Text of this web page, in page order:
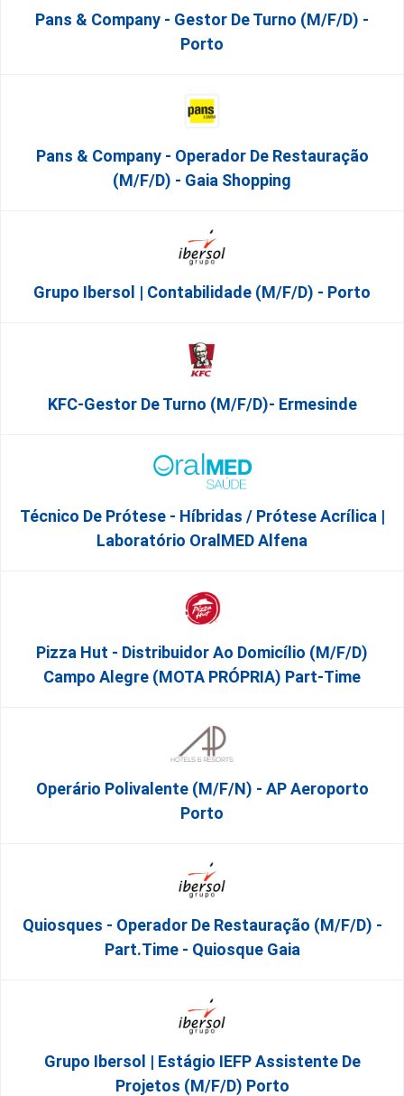
Pans & Company - Gestor De Turno (m/f/d) -
Porto
Pans & Company - Operador De Restauração
(m/f/d) - Gaia Shopping
Grupo Ibersol | Contabilidade (m/f/d) - Porto
KFC-Gestor De Turno (m/f/d)- Ermesinde
Técnico De Prótese - Híbridas / Prótese Acrílica |
Laboratório OralMED Alfena
Pizza Hut - Distribuidor Ao Domicílio (m/f/d)
Campo Alegre (MOTA PRÓPRIA) Part-Time
Operário Polivalente (m/f/n) - AP Aeroporto
Porto
Quiosques - Operador De Restauração (m/f/d) -
Part.time - Quiosque Gaia
Grupo Ibersol | Estágio IEFP Assistente De
Projetos (m/f/d) Porto